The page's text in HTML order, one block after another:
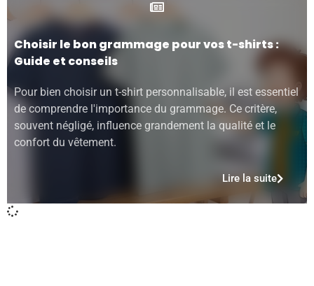
Choisir le bon grammage pour vos t-shirts :
Guide et conseils
Pour bien choisir un t-shirt personnalisable, il est essentiel
de comprendre l'importance du grammage. Ce critère,
souvent négligé, influence grandement la qualité et le
confort du vêtement.
Lire la suite